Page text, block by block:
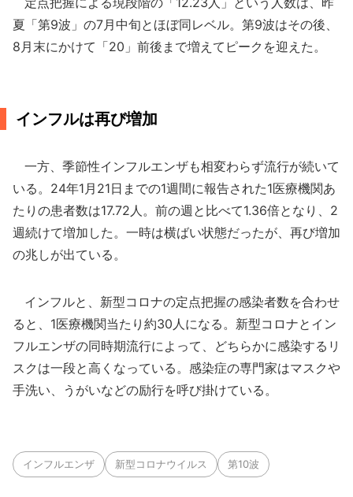
夏「第9波」の7月中旬とほぼ同レベル。第9波はその後、
8月末にかけて「20」前後まで増えてピークを迎えた。
インフルは再び増加
一方、季節性インフルエンザも相変わらず流行が続いて
いる。24年1月21日までの1週間に報告された1医療機関あ
たりの患者数は17.72人。前の週と比べて1.36倍となり、2
週続けて増加した。一時は横ばい状態だったが、再び増加
の兆しが出ている。
インフルと、新型コロナの定点把握の感染者数を合わせ
ると、1医療機関当たり約30人になる。新型コロナとイン
フルエンザの同時期流行によって、どちらかに感染するリ
スクは一段と高くなっている。感染症の専門家はマスクや
手洗い、うがいなどの励行を呼び掛けている。
インフルエンザ 新型コロナウイルス 第10波